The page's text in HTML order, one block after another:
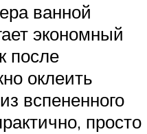
ванной
экономный
после
оклеить
вспененного
просто